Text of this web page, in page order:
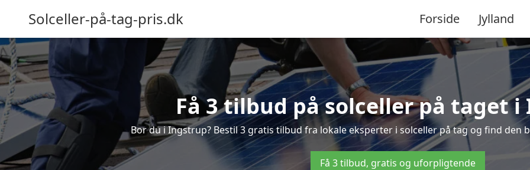
Solceller-på-tag-pris.dk Forside Jylland
Få 3 tilbud på solceller på taget
Bor du i Ingstrup? Bestil 3 gratis tilbud fra lokale eksperter i solceller på tag og find den
Få 3 tilbud, gratis og uforpligtende